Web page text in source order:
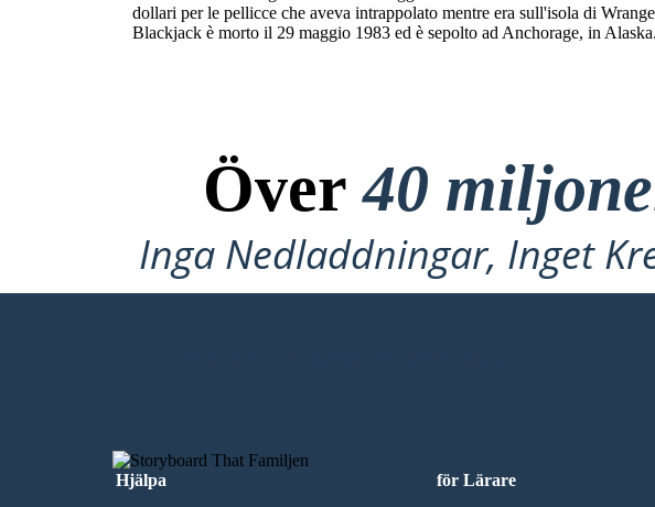
dollari per le pellicce che aveva intrappolato mentre era sull'isola di
Blackjack è morto il 29 maggio 1983 ed è sepolto ad Anchorage, in Alaska.
Över40
Inga Nedladdningar, Inget
Hjälpa
för Lärare